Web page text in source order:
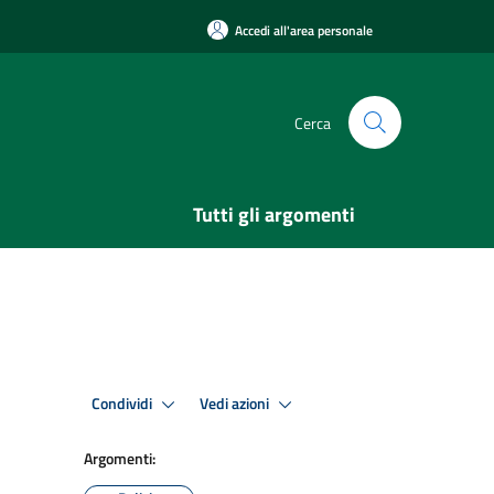
Accedi all'area personale
Cerca
Tutti gli argomenti
Condividi Vedi azioni
Argomenti: